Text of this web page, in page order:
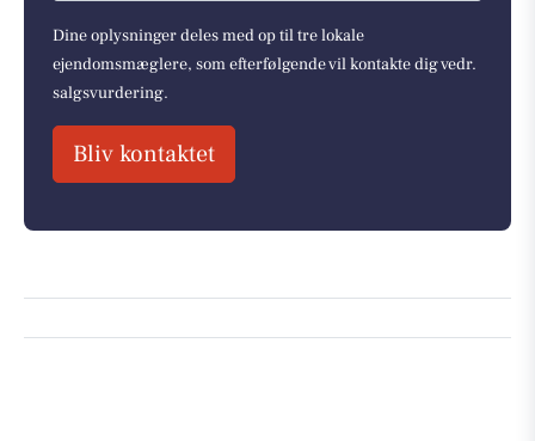
Dine oplysninger deles med op til tre lokale
ejendomsmæglere, som efterfølgende vil kontakte dig vedr.
salgsvurdering.
Bliv kontaktet